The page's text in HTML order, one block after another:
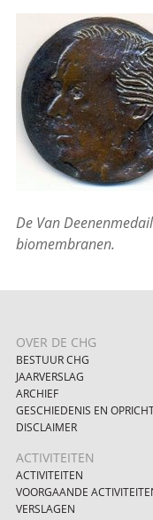
De Van
biomembranen.
OVER DE CHG
BESTUUR CHG
JAARVERSLAG
ARCHIEF
GESCHIEDENIS EN
DISCLAIMER
ACTIVITEITEN
ACTIVITEITEN
VOORGAANDE
VERSLAGEN